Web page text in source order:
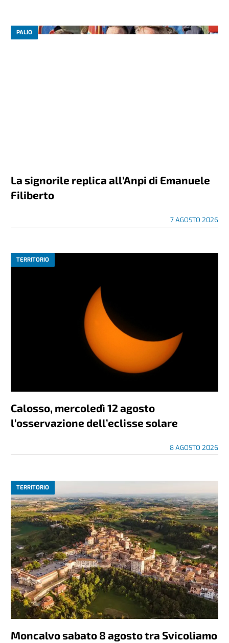
PALIO
La signorile replica all’Anpi di Emanuele
Filiberto
7 AGOSTO 2026
TERRITORIO
Calosso, mercoledì 12 agosto
l’osservazione dell’eclisse solare
8 AGOSTO 2026
TERRITORIO
Moncalvo sabato 8 agosto tra Svicoliamo